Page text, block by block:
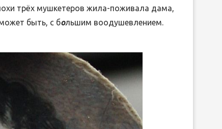
трёх мушкетеров жила-поживала дама,
быть, с большим воодушевлением.
ГРЕЦИИ
ЛИБРЕТТО ОПЕРЫ
ДОНИЦЕТТИ «ДОЧЬ